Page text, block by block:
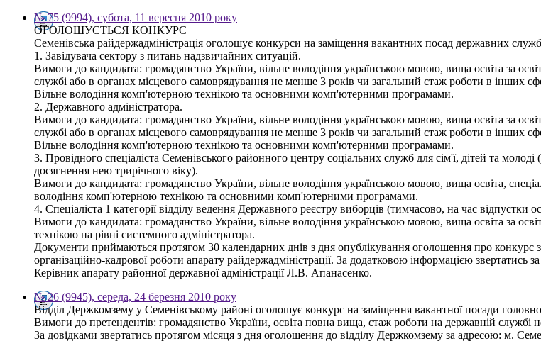
№ 75 (9994), субота, 11 вересня 2010 року
ОГОЛОШУЄТЬСЯ КОНКУРС
Семенівська райдержадміністрація оголошує конкурси на заміщення вакантних посад державних
1. Завідувача сектору з питань надзвичайних ситуацій.
Вимоги до кандидата: громадянство України, вільне володіння українською мовою, вища освіта за
службі або в органах місцевого самоврядування не менше 3 років чи загальний стаж роботи в інших
Вільне володіння комп'ютерною технікою та основними комп'ютерними програмами.
2. Державного адміністратора.
Вимоги до кандидата: громадянство України, вільне володіння українською мовою, вища освіта за
службі або в органах місцевого самоврядування не менше 3 років чи загальний стаж роботи в інших
Вільне володіння комп'ютерною технікою та основними комп'ютерними програмами.
3. Провідного спеціаліста Семенівського районного центру соціальних служб для сім'ї, дітей та
досягнення нею трирічного віку).
Вимоги до кандидата: громадянство України, вільне володіння українською мовою, вища освіта,
володіння комп'ютерною технікою та основними комп'ютерними програмами.
4. Спеціаліста 1 категорії відділу ведення Державного реєстру виборців (тимчасово, на час
Вимоги до кандидата: громадянство України, вільне володіння українською мовою, вища освіта за
технікою на рівні системного адміністратора.
Документи приймаються протягом 30 календарних днів з дня опублікування оголошення про
організаційно-кадрової роботи апарату райдержадміністрації. За додатковою інформацією звертатись
Керівник апарату районної державної адміністрації Л.В. Апанасенко.
№ 26 (9945), середа, 24 березня 2010 року
Відділ Держкомзему у Семенівському районі оголошує конкурс на заміщення вакантної посади
Вимоги до претендентів: громадянство України, освіта повна вища, стаж роботи на державній службі
За довідками звертатись протягом місяця з дня оголошення до відділу Держкомзему за адресою: м.